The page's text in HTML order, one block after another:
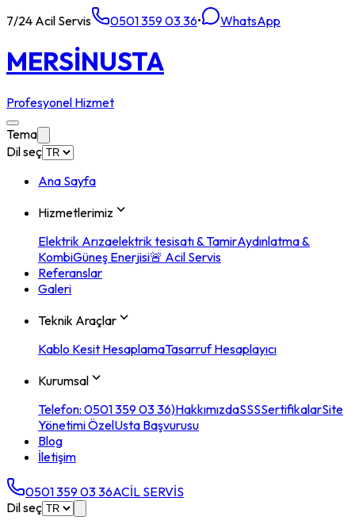
7/24 Acil Servis 0501 359 03 36• WhatsApp
MERSİNUSTA
Profesyonel Hizmet
Tema
Dil seç
Ana Sayfa
Hizmetlerimiz
Elektrik Arızaelektrik tesisatı & TamirAydınlatma &
KombiGüneş Enerjisi🚨 Acil Servis
Referanslar
Galeri
Teknik Araçlar
Kablo Kesit HesaplamaTasarruf Hesaplayıcı
Kurumsal
Telefon: 0501 359 03 36)HakkımızdaSSSSertifikalarSite
Yönetimi ÖzelUsta Başvurusu
Blog
İletişim
0501 359 03 36ACİL SERVİS
Dil seç